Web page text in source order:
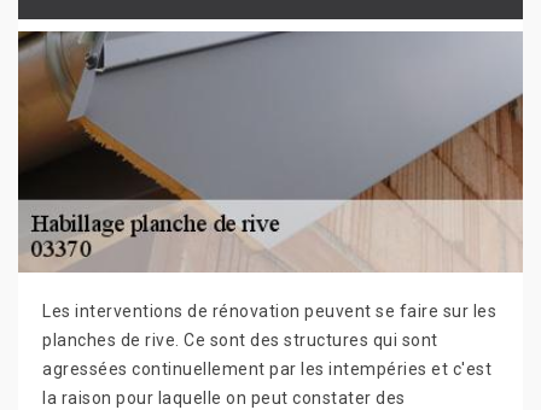
Les interventions de rénovation peuvent se faire sur les
planches de rive. Ce sont des structures qui sont
agressées continuellement par les intempéries et c'est
la raison pour laquelle on peut constater des